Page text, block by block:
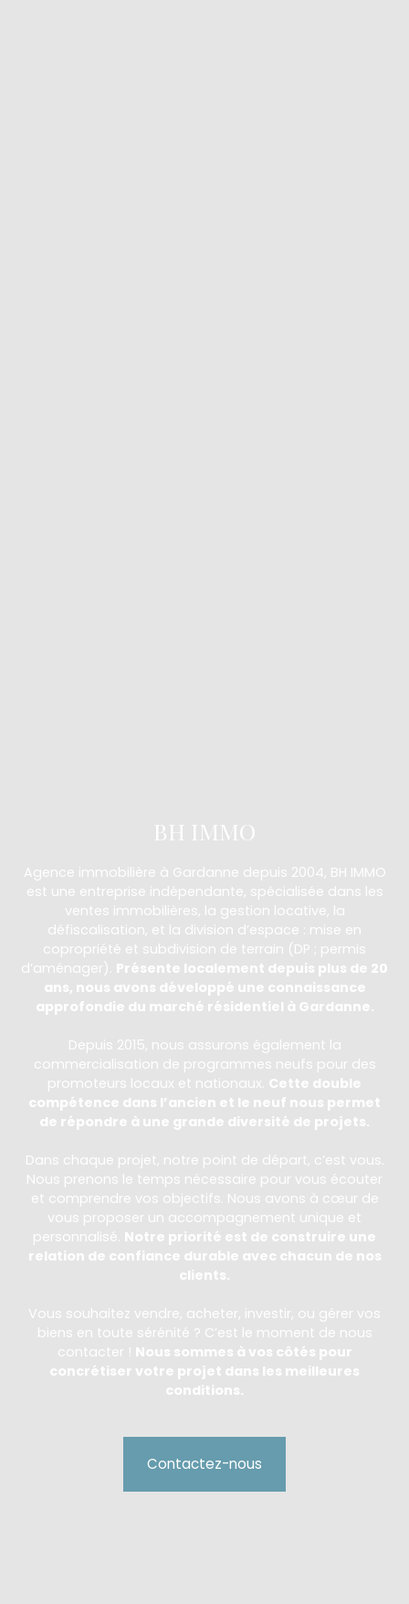
BH IMMO
Agence immobilière à Gardanne depuis 2004, BH IMMO
est une entreprise indépendante, spécialisée dans les
ventes immobilières, la gestion locative, la
défiscalisation, et la division d’espace : mise en
copropriété et subdivision de terrain (DP ; permis
d’aménager). Présente localement depuis plus de 20
ans, nous avons développé une connaissance
approfondie du marché résidentiel à Gardanne.
Depuis 2015, nous assurons également la
commercialisation de programmes neufs pour des
promoteurs locaux et nationaux. Cette double
compétence dans l’ancien et le neuf nous permet
de répondre à une grande diversité de projets.
Dans chaque projet, notre point de départ, c’est vous.
Nous prenons le temps nécessaire pour vous écouter
et comprendre vos objectifs. Nous avons à cœur de
vous proposer un accompagnement unique et
personnalisé. Notre priorité est de construire une
relation de confiance durable avec chacun de nos
clients.
Vous souhaitez vendre, acheter, investir, ou gérer vos
biens en toute sérénité ? C’est le moment de nous
contacter ! Nous sommes à vos côtés pour
concrétiser votre projet dans les meilleures
conditions.
Contactez-nous